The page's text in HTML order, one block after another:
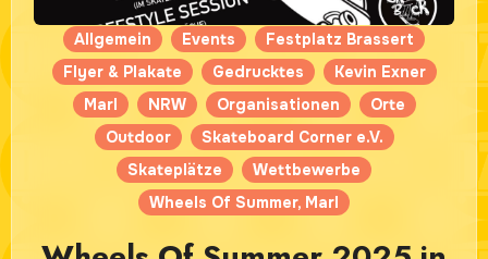
Allgemein Events
Festplatz Brassert
Flyer & Plakate
Gedrucktes
Kevin Exner
Marl
NRW Organisationen
Orte
Outdoor
Skateboard Corner e.V.
Skateplätze
Wettbewerbe
Wheels Of Summer, Marl